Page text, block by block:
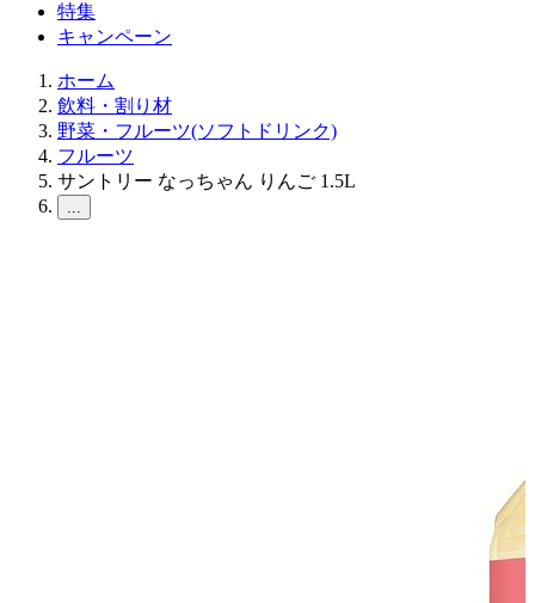
特集
キャンペーン
ホーム
飲料・割り材
野菜・フルーツ(ソフトドリンク)
フルーツ
サントリー なっちゃん りんご 1.5L
...